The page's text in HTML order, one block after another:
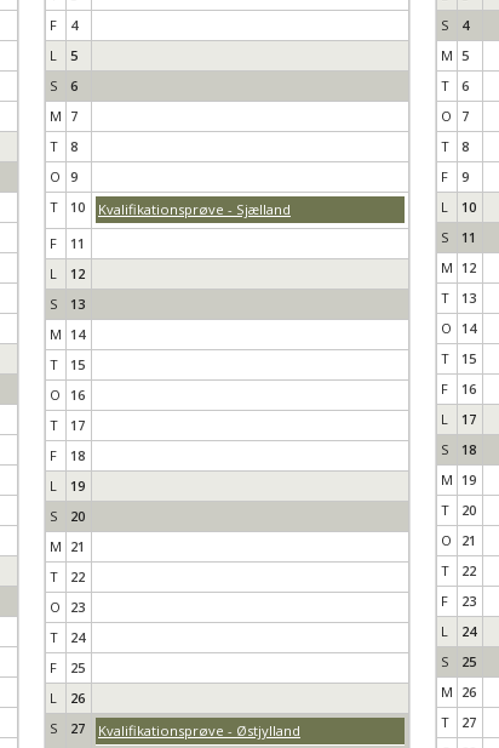
F
4
L
5
S
6
M 7
T
8
O 9
T
10
Kvalifikationsprøve - Sjælland
F
11
L
12
S
13
M 14
T
15
O
16
T
17
F
18
L
19
S
20
M 21
T
22
O
23
T
24
F
25
L
26
S
27
Kvalifikationsprøve - Østjylland
S
4
M 5
T
6
O
7
T
8
F
9
L
10
S
11
M 12
T
13
O
14
T
15
F
16
L
17
S
18
M 19
T
20
O
21
T
22
F
23
L
24
S
25
M 26
T
27